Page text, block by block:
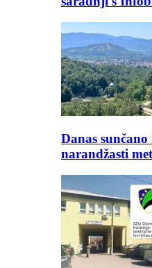
Danas
narandžasti